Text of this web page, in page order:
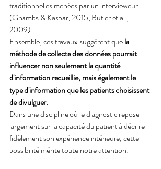
traditionnelles menées par un intervieweur
(Gnambs & Kaspar, 2015; Butler et al.,
2009).
Ensemble, ces travaux suggèrent que la
méthode de collecte des données pourrait
influencer non seulement la quantité
d'information recueillie, mais également le
type d'information que les patients choisissent
de divulguer.
Dans une discipline où le diagnostic repose
largement sur la capacité du patient à décrire
fidèlement son expérience intérieure, cette
possibilité mérite toute notre attention.